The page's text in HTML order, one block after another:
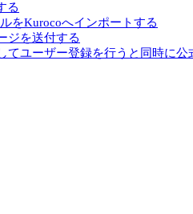
る
をKurocoへインポートする
ジを送付する
てユーザー登録を行うと同時に公